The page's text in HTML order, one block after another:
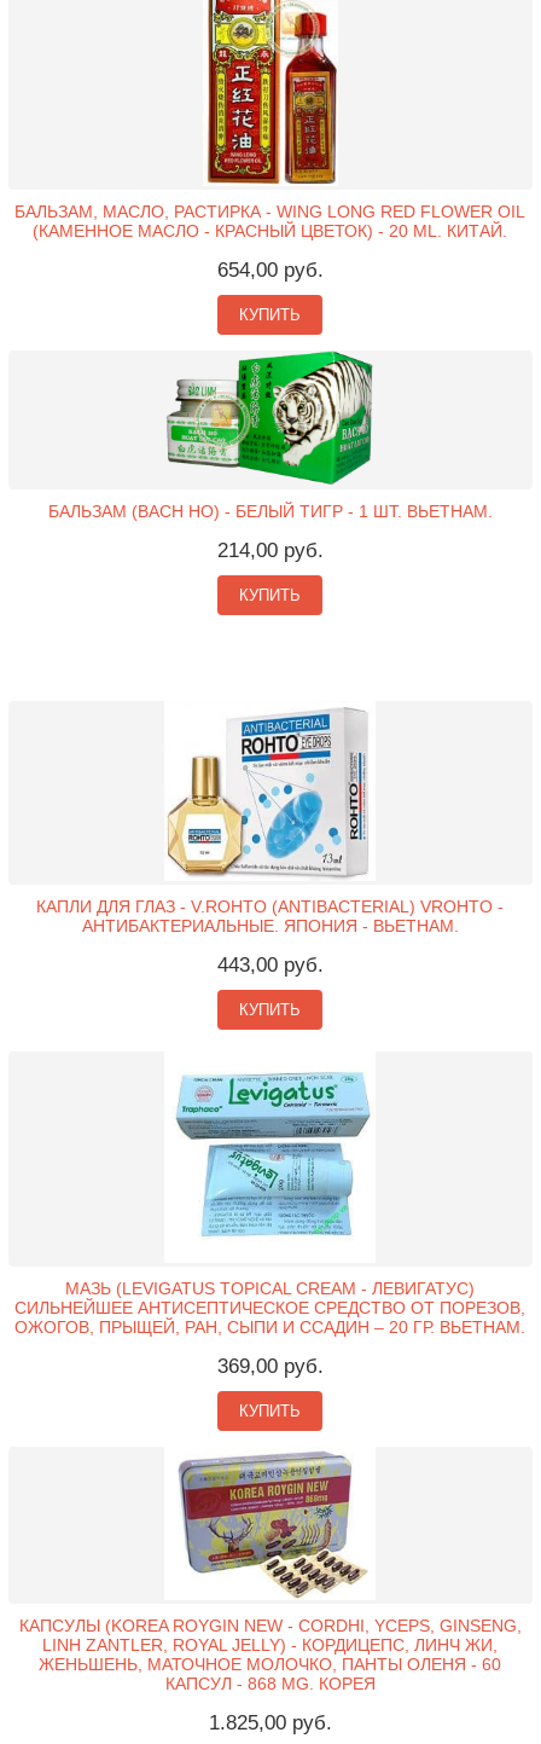
БАЛЬЗАМ, МАСЛО, РАСТИРКА - WING LONG RED FLOWER OIL
(КАМЕННОЕ МАСЛО - КРАСНЫЙ ЦВЕТОК) - 20 ML. КИТАЙ.
654,00 руб.
КУПИТЬ
БАЛЬЗАМ (BACH HO) - БЕЛЫЙ ТИГР - 1 ШТ. ВЬЕТНАМ.
214,00 руб.
КУПИТЬ
КАПЛИ ДЛЯ ГЛАЗ - V.ROHTO (ANTIBACTERIAL) VROHTO -
АНТИБАКТЕРИАЛЬНЫЕ. ЯПОНИЯ - ВЬЕТНАМ.
443,00 руб.
КУПИТЬ
МАЗЬ (LEVIGATUS TOPICAL CREAM - ЛЕВИГАТУС)
СИЛЬНЕЙШЕЕ АНТИСЕПТИЧЕСКОЕ СРЕДСТВО ОТ ПОРЕЗОВ,
ОЖОГОВ, ПРЫЩЕЙ, РАН, СЫПИ И ССАДИН – 20 ГР. ВЬЕТНАМ.
369,00 руб.
КУПИТЬ
КАПСУЛЫ (KOREA ROYGIN NEW - CORDHI, YCEPS, GINSENG,
LINH ZANTLER, ROYAL JELLY) - КОРДИЦЕПС, ЛИНЧ ЖИ,
ЖЕНЬШЕНЬ, МАТОЧНОЕ МОЛОЧКО, ПАНТЫ ОЛЕНЯ - 60
КАПСУЛ - 868 MG. КОРЕЯ
1.825,00 руб.